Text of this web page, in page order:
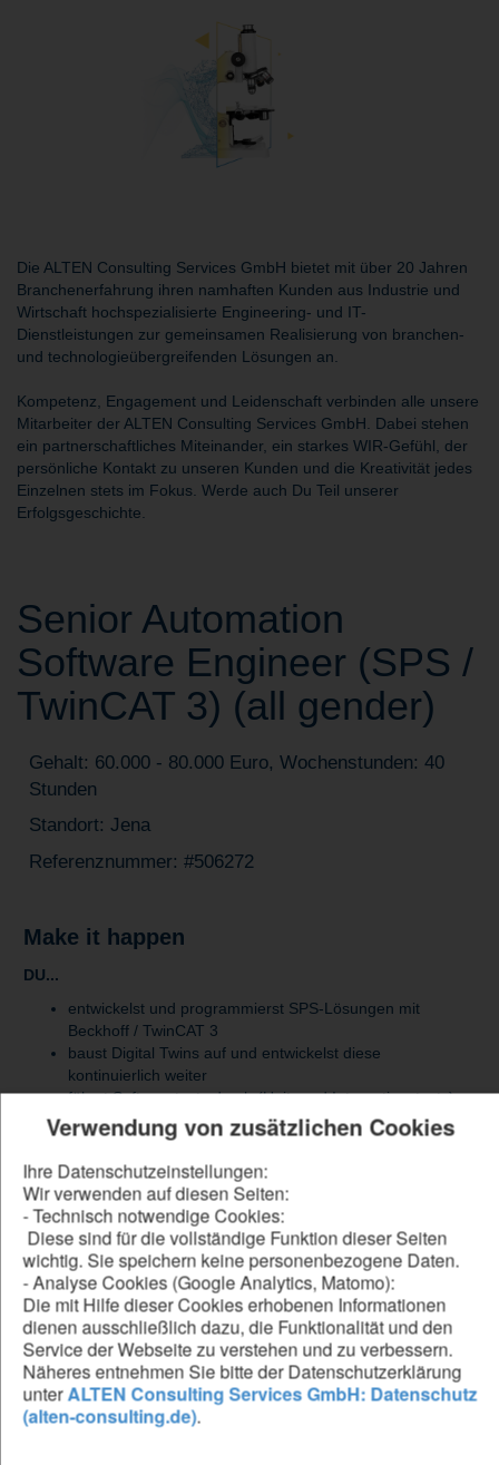
Verwendung von zusätzlichen Cookies
Ihre Datenschutzeinstellungen:
Wir verwenden auf diesen Seiten:
- Technisch notwendige Cookies:
Diese sind für die vollständige Funktion dieser Seiten
wichtig. Sie speichern keine personenbezogene Daten.
- Analyse Cookies (Google Analytics, Matomo):
Die mit Hilfe dieser Cookies erhobenen Informationen
dienen ausschließlich dazu, die Funktionalität und den
Service der Webseite zu verstehen und zu verbessern.
Näheres entnehmen Sie bitte der Datenschutzerklärung
unterALTEN Consulting Services GmbH: Datenschutz
(alten-consulting.de).
Die ALTEN Consulting Services GmbH bietet mit über 20 Jahren
Branchenerfahrung ihren namhaften Kunden aus Industrie und
Wirtschaft hochspezialisierte Engineering- und IT-
Dienstleistungen zur gemeinsamen Realisierung von branchen-
und technologieübergreifenden Lösungen an.
Kompetenz, Engagement und Leidenschaft verbinden alle unsere
Mitarbeiter der ALTEN Consulting Services GmbH. Dabei stehen
ein partnerschaftliches Miteinander, ein starkes WIR-Gefühl, der
persönliche Kontakt zu unseren Kunden und die Kreativität jedes
Einzelnen stets im Fokus. Werde auch Du Teil unserer
Erfolgsgeschichte.
Senior Automation
Software Engineer (SPS /
TwinCAT 3) (all gender)
Gehalt: 60.000 - 80.000 Euro, Wochenstunden: 40
Stunden
Standort: Jena
Referenznummer: #506272
Make it happen
DU...
entwickelst und programmierst SPS-Lösungen mit
Beckhoff / TwinCAT 3
baust Digital Twins auf und entwickelst diese
kontinuierlich weiter
führst Softwaretests durch (Unit- und Integrationstests)
unterstützt bei der Entwicklung und Weiterentwicklung der
Systemarchitektur
arbeitest eng mit interdisziplinären Teams aus Software,
Simulation und HMI zusammen
wirkst bei der Definition und Abgrenzung von
Projektumfängen mit
Be our forward thinker
DU...
verfügst über fundierte Erfahrung in der SPS-
Programmierung mit Beckhoff (TwinCAT 3)
hast ein fundiertes Verständnis von